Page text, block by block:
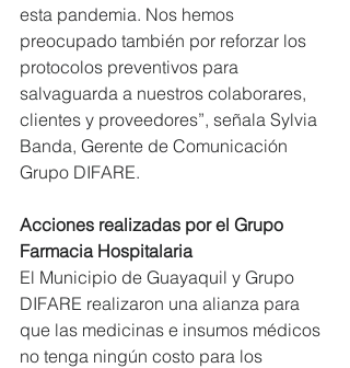
esta pandemia. Nos hemos
preocupado también por reforzar los
protocolos preventivos para
salvaguarda a nuestros colaborares,
clientes y proveedores”, señala Sylvia
Banda, Gerente de Comunicación
Grupo DIFARE.
Acciones realizadas por el Grupo
Farmacia Hospitalaria
El Municipio de Guayaquil y Grupo
DIFARE realizaron una alianza para
que las medicinas e insumos médicos
no tenga ningún costo para los